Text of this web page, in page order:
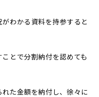
わかる資料を持参すると
とで分割納付を認めても
た金額を納付し、徐々に